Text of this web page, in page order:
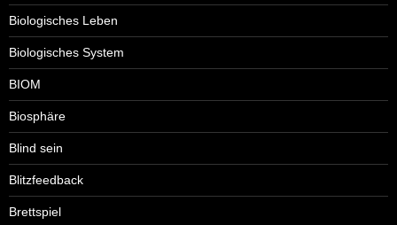
Biologisches Leben
Biologisches System
BIOM
Biosphäre
Blind sein
Blitzfeedback
Brettspiel